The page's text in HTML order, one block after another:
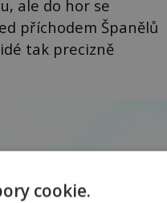
ale do hor se
příchodem Španělů
tak precizně
cookie.